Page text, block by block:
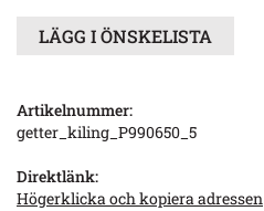
LÄGG I ÖNSKELISTA
Artikelnummer:
getter_kiling_P990650_5
Direktlänk:
Högerklicka och kopiera adressen